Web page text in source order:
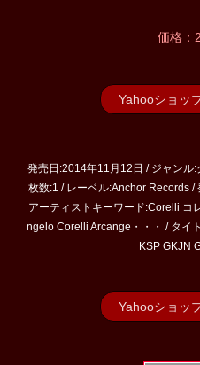
価格：
Yahooショッ
発売日:2014年11月12日 / ジャンル
枚数:1 / レーベル:Anchor Records
アーティストキーワード:Corelli
ngelo Corelli Arcange・・・ / タイ
KSP GKJN
Yahooショッ